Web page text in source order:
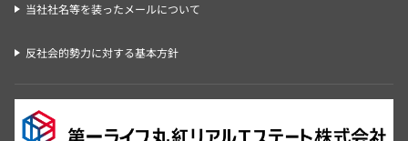
当社社名等を装ったメールについて
反社会的勢力に対する基本方針